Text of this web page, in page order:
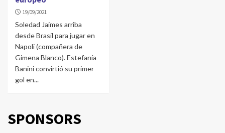
19/09/2021
Soledad Jaimes arriba
desde Brasil para jugar en
Napoli (compañera de
Gimena Blanco). Estefanía
Banini convirtió su primer
gol en...
SPONSORS